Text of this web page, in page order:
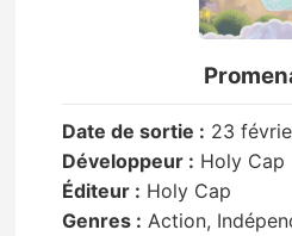
Date de sortie : 23
Développeur : Holy Cap
Éditeur : Holy Cap
Genres : Action,